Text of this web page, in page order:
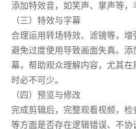
添加特效音，如笑声、掌声等，
（三）特效与字幕
合理运用转场特效、滤镜等，增
避免过度使用导致画面失真。添
幕，帮助观众理解内容，尤其在
时必不可少。
（四）预览与修改
完成剪辑后，完整观看视频，
等方面是否存在逻辑错误、不